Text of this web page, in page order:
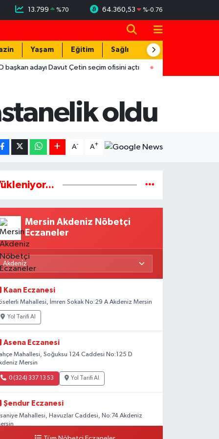
13.799 %70 64.360,53 %-0.76
Yaşam Eğitim Sağlık Teknoloji
Davut Çetin seçim ofisini açtı 17:29 Hırsızlar trafodaki
oldu
A- A+
Mersin Akdeniz Nöbetçi
Eczaneler
Kaan Eczanesi
Mahallesi, İmren Sokak No:29 A Akdeniz Mersin
Yol Tarifi Al
Asena Eczanesi
Mahallesi, Soğuksu 124 Caddesi No:125 D
Mersin
0 (324) 337 13 53 Yol Tarifi Al
Şendur Eczanesi
Mahallesi, Havuzlar Caddesi, No:74 Akdeniz